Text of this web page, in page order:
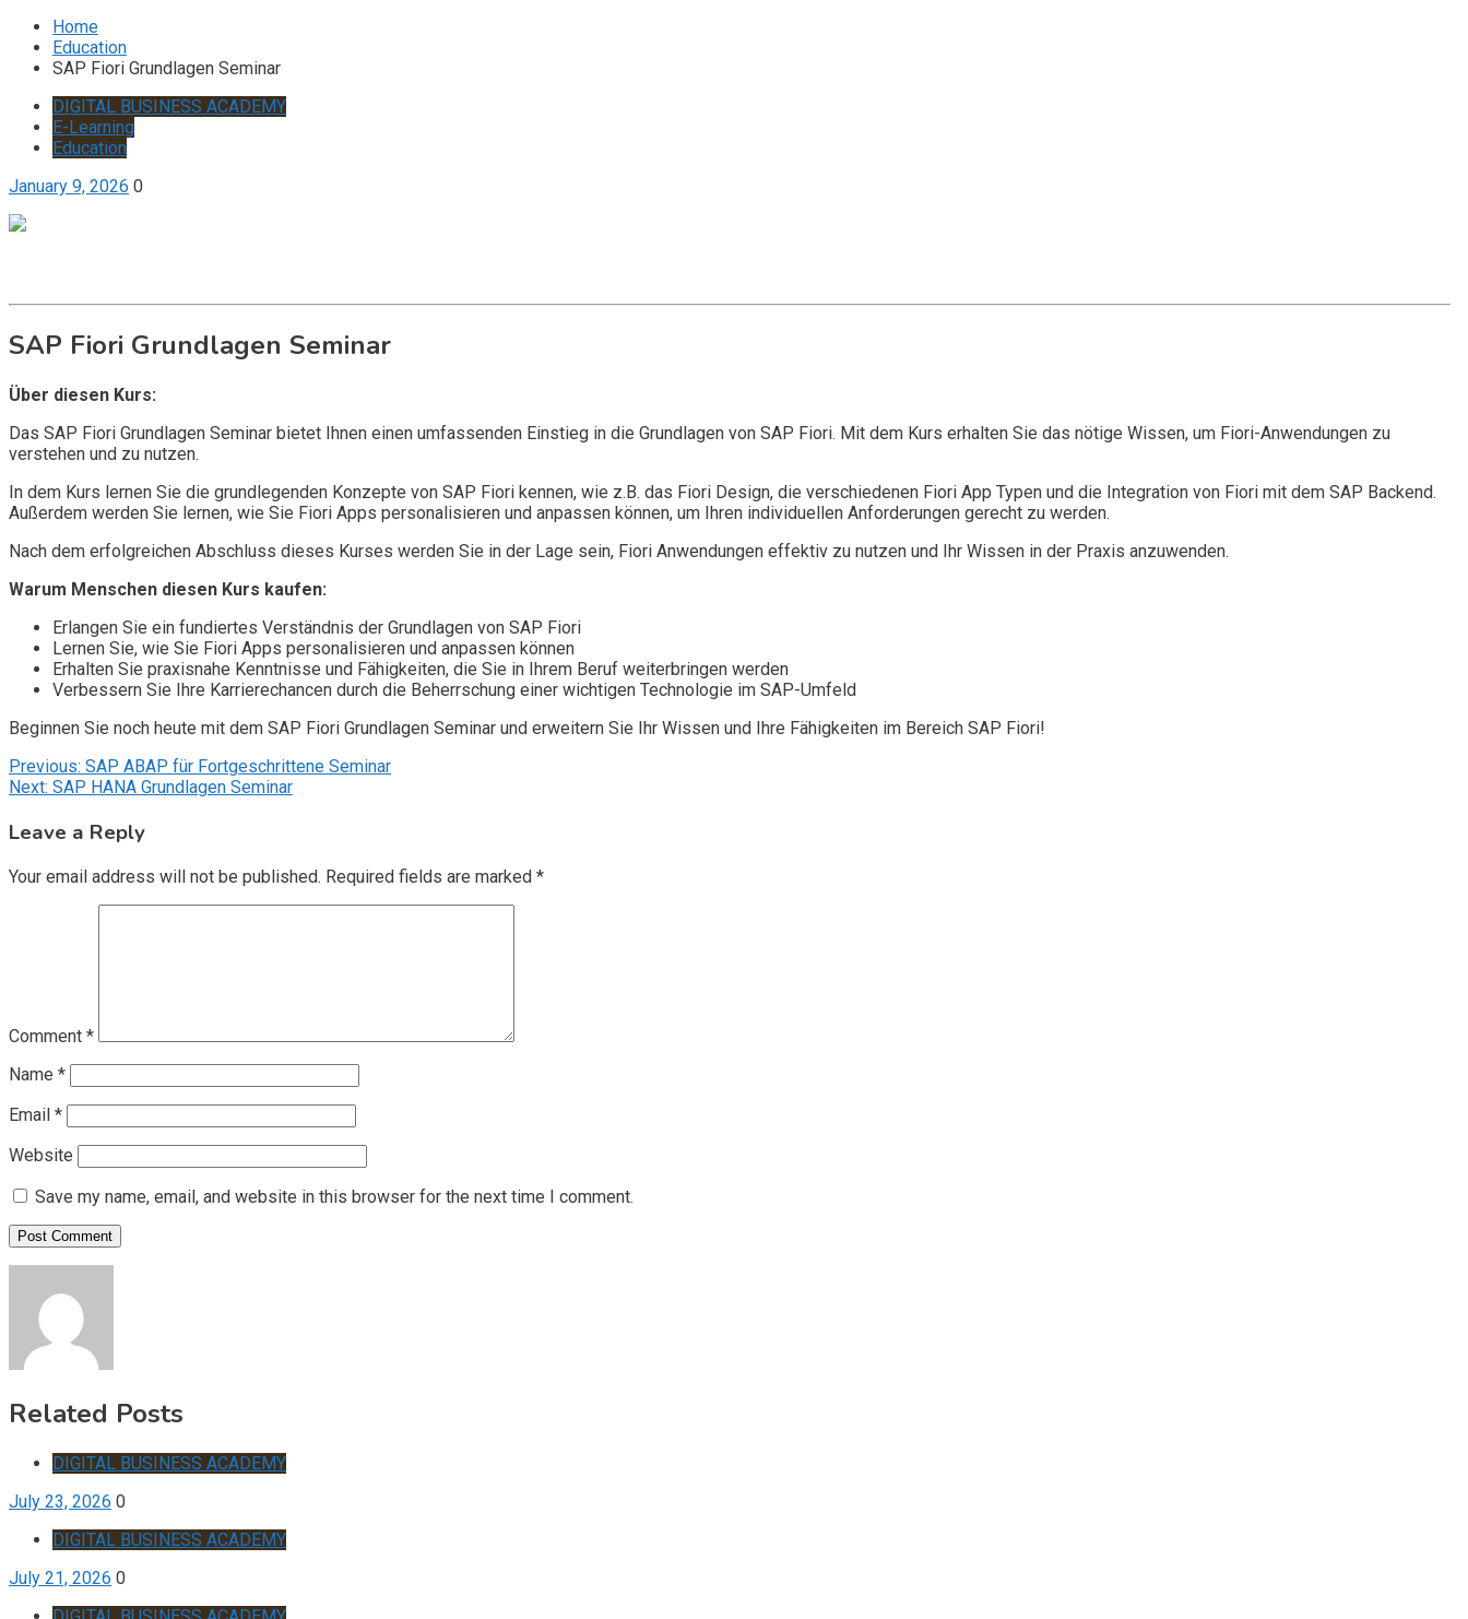
Home
Education
SAP Fiori Grundlagen Seminar
DIGITAL BUSINESS ACADEMY
E-Learning
Education
January 9, 2026 0
SAP Fiori Grundlagen Seminar
Über diesen Kurs:
Das SAP Fiori Grundlagen Seminar bietet Ihnen einen umfassenden Einstieg in die Grundlagen von SAP Fiori. Mit dem Kurs erhalten Sie das nötige Wissen, um Fiori-Anwendungen zu
verstehen und zu nutzen.
In dem Kurs lernen Sie die grundlegenden Konzepte von SAP Fiori kennen, wie z.B. das Fiori Design, die verschiedenen Fiori App Typen und die Integration von Fiori mit dem SAP Backend.
Außerdem werden Sie lernen, wie Sie Fiori Apps personalisieren und anpassen können, um Ihren individuellen Anforderungen gerecht zu werden.
Nach dem erfolgreichen Abschluss dieses Kurses werden Sie in der Lage sein, Fiori Anwendungen effektiv zu nutzen und Ihr Wissen in der Praxis anzuwenden.
Warum Menschen diesen Kurs kaufen:
Erlangen Sie ein fundiertes Verständnis der Grundlagen von SAP Fiori
Lernen Sie, wie Sie Fiori Apps personalisieren und anpassen können
Erhalten Sie praxisnahe Kenntnisse und Fähigkeiten, die Sie in Ihrem Beruf weiterbringen werden
Verbessern Sie Ihre Karrierechancen durch die Beherrschung einer wichtigen Technologie im SAP-Umfeld
Beginnen Sie noch heute mit dem SAP Fiori Grundlagen Seminar und erweitern Sie Ihr Wissen und Ihre Fähigkeiten im Bereich SAP Fiori!
Post
navigation
Previous: SAP ABAP für Fortgeschrittene Seminar
Next: SAP HANA Grundlagen Seminar
Leave a Reply
Your email address will not be published. Required fields are marked *
Comment *
Name *
Email *
Website
Save my name, email, and website in this browser for the next time I comment.
Related Posts
DIGITAL BUSINESS ACADEMY
July 23, 2026 0
DIGITAL BUSINESS ACADEMY
July 21, 2026 0